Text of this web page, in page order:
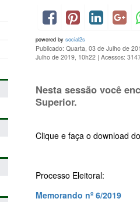
powered by social2s
Publicado: Quarta, 03 de Julho de
Julho de 2019, 10h22 | Acessos:
Nesta sessão você
Superior.
Clique e faça o download
Processo Eleitoral:
Memorando nº 6/2019